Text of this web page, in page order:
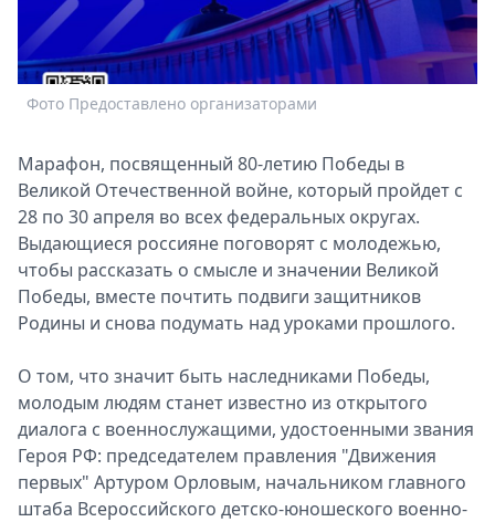
2026
Скачай
Metro
Фото Предоставлено организаторами
Марафон, посвященный 80-летию Победы в
Великой Отечественной войне, который пройдет с
28 по 30 апреля во всех федеральных округах.
Выдающиеся россияне поговорят с молодежью,
чтобы рассказать о смысле и значении Великой
Победы, вместе почтить подвиги защитников
Родины и снова подумать над уроками прошлого.
О том, что значит быть наследниками Победы,
молодым людям станет известно из открытого
диалога с военнослужащими, удостоенными звания
Героя РФ: председателем правления "Движения
первых" Артуром Орловым, начальником главного
штаба Всероссийского детско-юношеского военно-